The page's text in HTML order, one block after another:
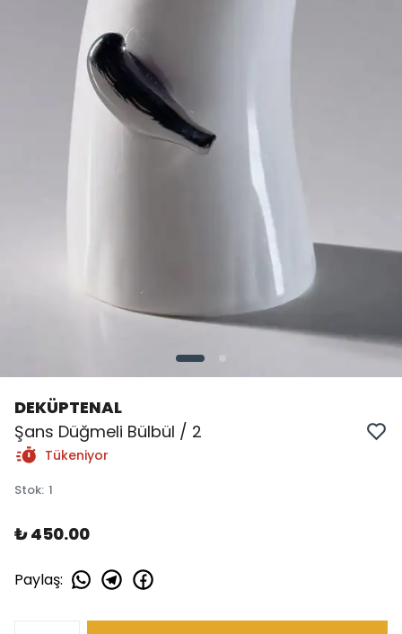
DEKÜPTENAL
Şans Düğmeli Bülbül / 2
Tükeniyor
Stok: 1
₺ 450.00
Paylaş: